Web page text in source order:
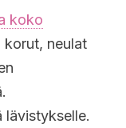
koko
korut, neulat
lävistykselle.